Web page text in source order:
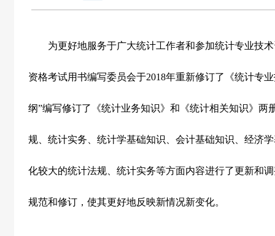
为更好地服务于广大统计工作者和参加统计专业技术
资格考试用书编写委员会于2018年重新修订了《统计专
纲”编写修订了《统计业务知识》和《统计相关知识》两
规、统计实务、统计学基础知识、会计基础知识、经济
化较大的统计法规、统计实务等方面内容进行了更新和
规范和修订，使其更好地反映新情况新变化。